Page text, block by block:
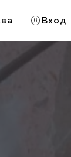
Вход